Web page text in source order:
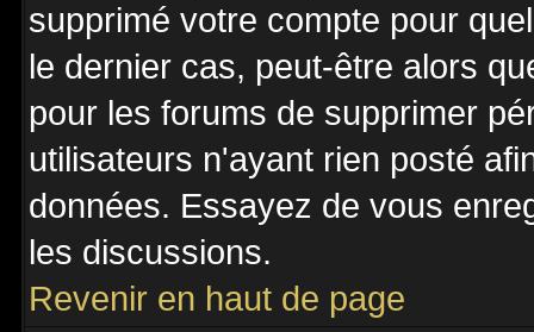
supprimé votre compte pour
le dernier cas, peut-être alors
pour les forums de supprimer
utilisateurs n'ayant rien posté
données. Essayez de vous
les discussions.
Revenir en haut de page